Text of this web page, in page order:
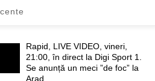
Rapid, LIVE VIDEO, vineri,
21:00, în direct la Digi Sport 1.
Se anunță un meci ”de foc” la
Arad